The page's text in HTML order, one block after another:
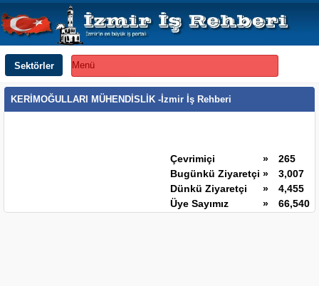
Sektörler Menü
KERİMOĞULLARI MÜHENDİSLİK -İzmir İş Rehberi
Çevrimiçi »
265
Bugünkü Ziyaretçi »
3,007
Dünkü Ziyaretçi
»
4,455
Üye Sayımız
» 66,540